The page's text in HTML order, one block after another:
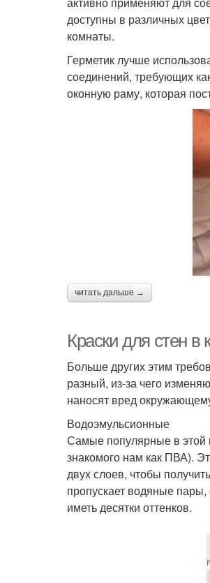
доступны в различных
комнаты.
Герметик лучше
соединений, требующих
оконную раму, которая
читать дальше →
Краски для стен в
Больше других этим
разный, из-за чего
наносят вред
Водоэмульсионные
Самые популярные в этой
знакомого нам как ПВА).
двух слоев, чтобы
пропускает водяные
иметь десятки оттенков.